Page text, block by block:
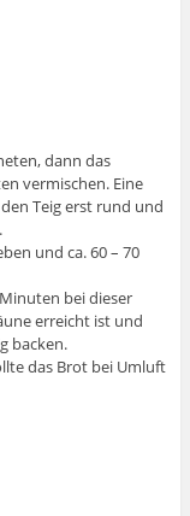
dann das
vermischen. Eine
Teig erst rund und
und ca. 60 – 70
bei dieser
erreicht ist und
backen.
das Brot bei Umluft